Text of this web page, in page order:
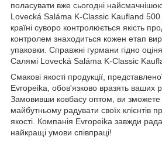
поласувати вже сьогодні
Lovecká Saláma K-Classic Kaufland 500
країні суворо контролюється якість
контролем знаходиться кожен етап
упаковки. Справжні гурмани гідно
Салямі Lovecká Saláma K-Classic
Смакові якості продукції,
Evropeika, обов'язково вразять ваших
Замовивши ковбасу оптом, ви
майбутньому радувати своїх клієнтів
якості. Компанія Evropeika завжди
найкращі умови співпраці!